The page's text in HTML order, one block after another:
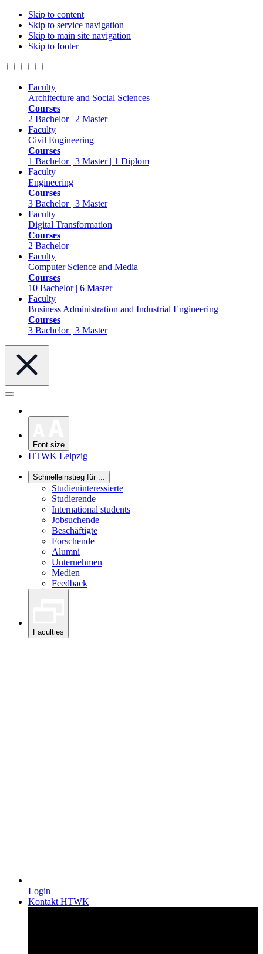
Skip to content
Skip to service navigation
Skip to main site navigation
Skip to footer
Faculty
Architecture and Social Sciences
Courses
2 Bachelor | 2 Master
Faculty
Civil Engineering
Courses
1 Bachelor | 3 Master | 1 Diplom
Faculty
Engineering
Courses
3 Bachelor | 3 Master
Faculty
Digital Transformation
Courses
2 Bachelor
Faculty
Computer Science and Media
Courses
10 Bachelor | 6 Master
Faculty
Business Administration and Industrial Engineering
Courses
3 Bachelor | 3 Master
Font size
HTWK Leipzig
Schnelleinstieg für ...
Studieninteressierte
Studierende
International students
Jobsuchende
Beschäftigte
Forschende
Alumni
Unternehmen
Medien
Feedback
Faculties
Login
Kontakt HTWK